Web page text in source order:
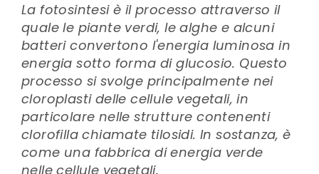
La fotosintesi è il processo attraverso il
quale le piante verdi, le alghe e alcuni
batteri convertono l'energia luminosa in
energia sotto forma di glucosio. Questo
processo si svolge principalmente nei
cloroplasti delle cellule vegetali, in
particolare nelle strutture contenenti
clorofilla chiamate tilosidi. In sostanza, è
come una fabbrica di energia verde
nelle cellule vegetali.